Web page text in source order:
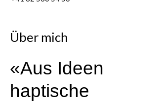
Über mich
«Aus Ideen
haptische